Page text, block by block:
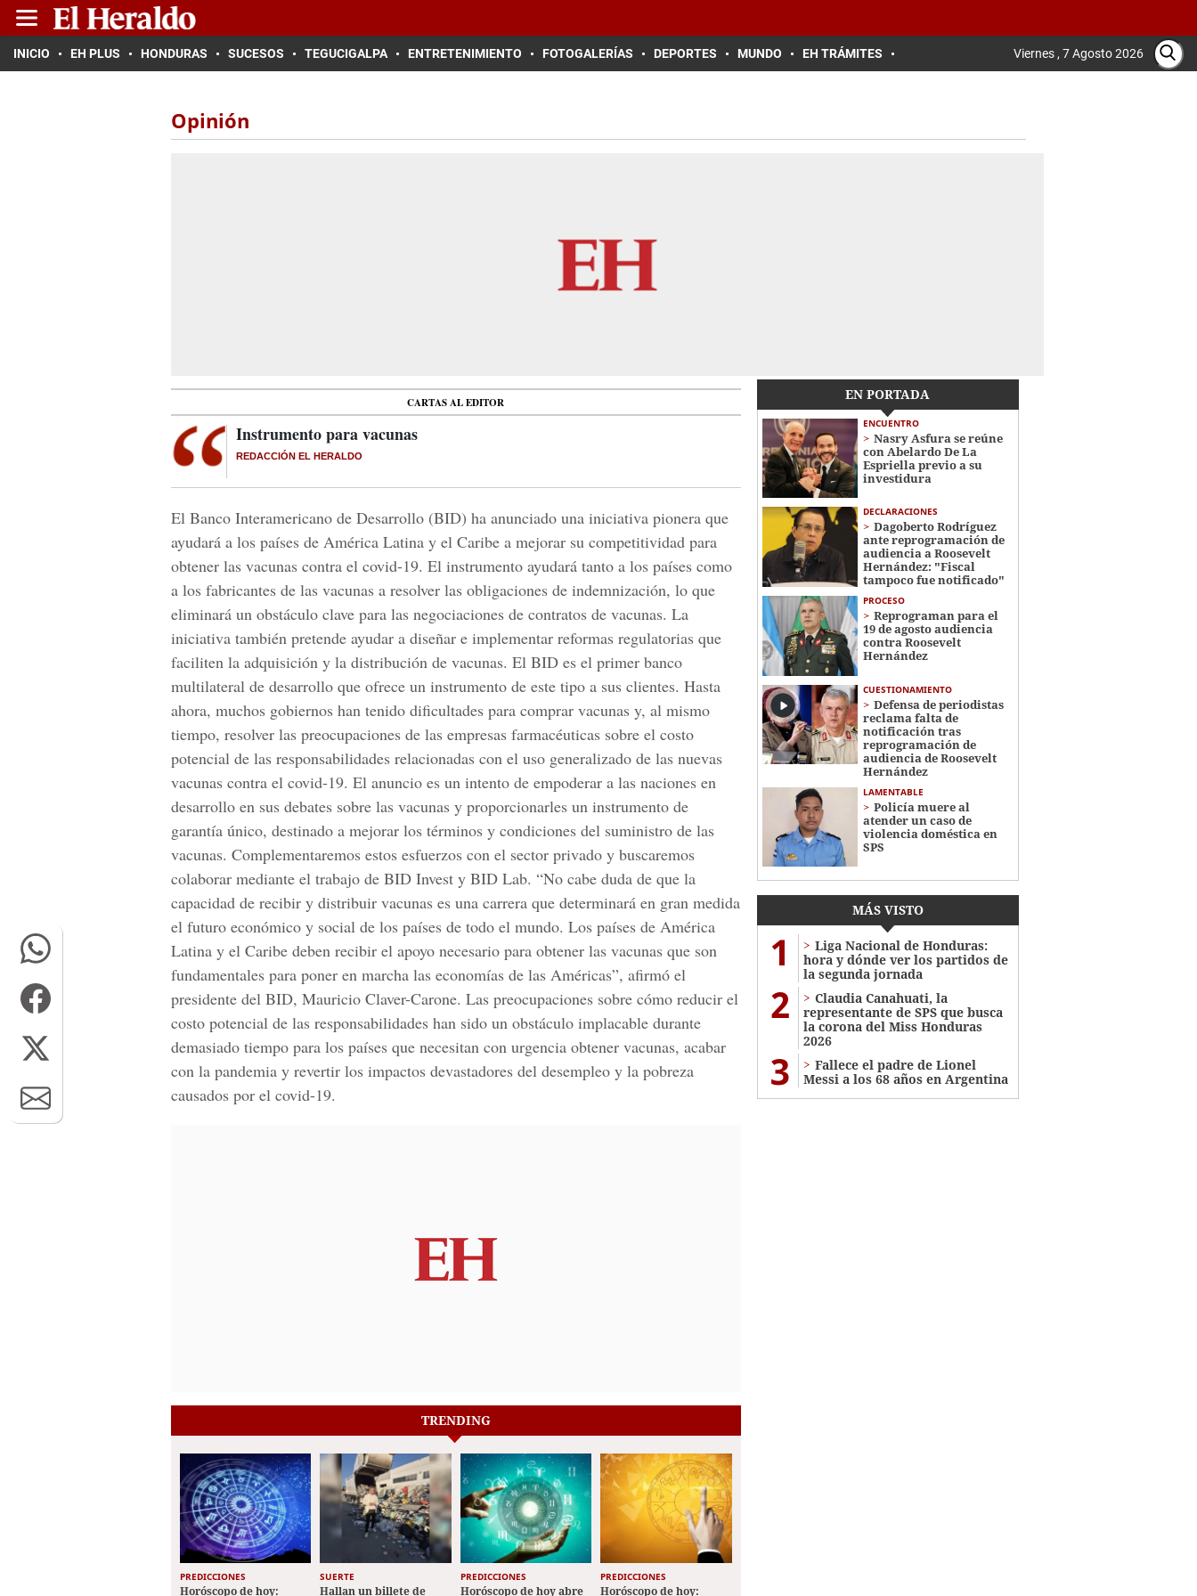
INICIO EH PLUS HONDURAS SUCESOS TEGUCIGALPA ENTRETENIMIENTO FOTOGALERÍAS DEPORTES MUNDO EH TRÁMITES Viernes , 7 Agosto 2026
Opinión
CARTAS AL EDITOR
Instrumento para vacunas
REDACCIÓN EL HERALDO
El Banco Interamericano de Desarrollo (BID) ha anunciado una iniciativa pionera que
ayudará a los países de América Latina y el Caribe a mejorar su competitividad para
obtener las vacunas contra el covid-19. El instrumento ayudará tanto a los países como
a los fabricantes de las vacunas a resolver las obligaciones de indemnización, lo que
eliminará un obstáculo clave para las negociaciones de contratos de vacunas. La
iniciativa también pretende ayudar a diseñar e implementar reformas regulatorias que
faciliten la adquisición y la distribución de vacunas. El BID es el primer banco
multilateral de desarrollo que ofrece un instrumento de este tipo a sus clientes. Hasta
ahora, muchos gobiernos han tenido dificultades para comprar vacunas y, al mismo
tiempo, resolver las preocupaciones de las empresas farmacéuticas sobre el costo
potencial de las responsabilidades relacionadas con el uso generalizado de las nuevas
vacunas contra el covid-19. El anuncio es un intento de empoderar a las naciones en
desarrollo en sus debates sobre las vacunas y proporcionarles un instrumento de
garantía único, destinado a mejorar los términos y condiciones del suministro de las
vacunas. Complementaremos estos esfuerzos con el sector privado y buscaremos
colaborar mediante el trabajo de BID Invest y BID Lab. “No cabe duda de que la
capacidad de recibir y distribuir vacunas es una carrera que determinará en gran medida
el futuro económico y social de los países de todo el mundo. Los países de América
Latina y el Caribe deben recibir el apoyo necesario para obtener las vacunas que son
fundamentales para poner en marcha las economías de las Américas”, afirmó el
presidente del BID, Mauricio Claver-Carone. Las preocupaciones sobre cómo reducir el
costo potencial de las responsabilidades han sido un obstáculo implacable durante
demasiado tiempo para los países que necesitan con urgencia obtener vacunas, acabar
con la pandemia y revertir los impactos devastadores del desempleo y la pobreza
causados por el covid-19.
EN PORTADA
ENCUENTRO
Nasry Asfura se reúne
con Abelardo De La
Espriella previo a su
investidura
DECLARACIONES
Dagoberto Rodríguez
ante reprogramación de
audiencia a Roosevelt
Hernández: "Fiscal
tampoco fue notificado"
PROCESO
Reprograman para el
19 de agosto audiencia
contra Roosevelt
Hernández
CUESTIONAMIENTO
Defensa de periodistas
reclama falta de
notificación tras
reprogramación de
audiencia de Roosevelt
Hernández
LAMENTABLE
Policía muere al
atender un caso de
violencia doméstica en
SPS
MÁS VISTO
1
Liga Nacional de Honduras:
hora y dónde ver los partidos de
la segunda jornada
2
Claudia Canahuati, la
representante de SPS que busca
la corona del Miss Honduras
2026
3
Fallece el padre de Lionel
Messi a los 68 años en Argentina
TRENDING
PREDICCIONES
Horóscopo de hoy:
SUERTE
Hallan un billete de
PREDICCIONES
Horóscopo de hoy abre
PREDICCIONES
Horóscopo de hoy: